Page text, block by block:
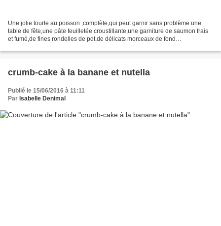
Une jolie tourte au poisson ,complète,qui peut garnir sans problème une
table de fête,une pâte feuilletée croustillante,une garniture de saumon frais
et fumé,de fines rondelles de pdt,de délicats morceaux de fond
crumb-cake à la banane et nutella
Publié le 15/06/2016 à 11:11
Par Isabelle Denimal